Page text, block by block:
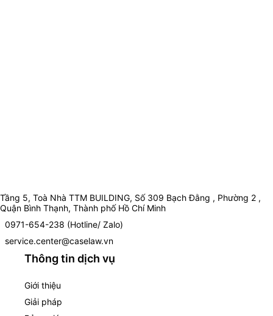
Tầng 5, Toà Nhà TTM BUILDING, Số 309 Bạch Đằng , Phường 2 ,
Quận Bình Thạnh, Thành phố Hồ Chí Minh
0971-654-238 (Hotline/ Zalo)
service.center@caselaw.vn
Thông tin dịch vụ
Giới thiệu
Giải pháp